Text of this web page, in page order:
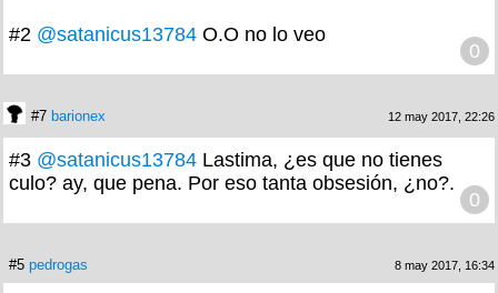
#2 @satanicus13784 O.O no lo veo
0
#7 barionex 12 may 2017, 22:26
#3 @satanicus13784 Lastima, ¿es que no tienes
culo? ay, que pena. Por eso tanta obsesión, ¿no?.
0
#5 pedrogas 8 may 2017, 16:34